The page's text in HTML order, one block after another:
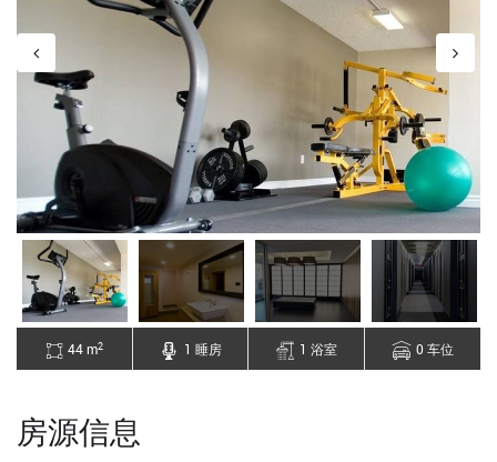
44 m2 1 睡房 1 浴室 0 车位
房源信息